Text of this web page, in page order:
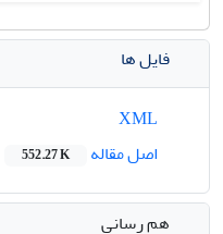
فایل ها
اصل مقاله
552.27 K
هم رسانی